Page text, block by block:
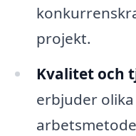
projekt.
Kvalitet och
erbjuder